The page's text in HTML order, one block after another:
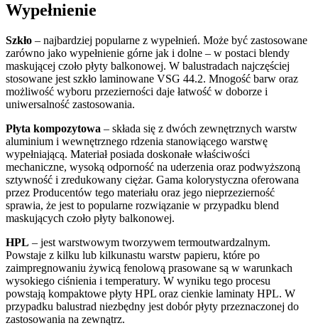
Wypełnienie
Szkło – najbardziej popularne z wypełnień. Może być zastosowane
zarówno jako wypełnienie górne jak i dolne – w postaci blendy
maskującej czoło płyty balkonowej. W balustradach najczęściej
stosowane jest szkło laminowane VSG 44.2. Mnogość barw oraz
możliwość wyboru przezierności daje łatwość w doborze i
uniwersalność zastosowania.
Płyta kompozytowa – składa się z dwóch zewnętrznych warstw
aluminium i wewnętrznego rdzenia stanowiącego warstwę
wypełniającą. Materiał posiada doskonałe właściwości
mechaniczne, wysoką odporność na uderzenia oraz podwyższoną
sztywność i zredukowany ciężar. Gama kolorystyczna oferowana
przez Producentów tego materiału oraz jego nieprzezierność
sprawia, że jest to popularne rozwiązanie w przypadku blend
maskujących czoło płyty balkonowej.
HPL – jest warstwowym tworzywem termoutwardzalnym.
Powstaje z kilku lub kilkunastu warstw papieru, które po
zaimpregnowaniu żywicą fenolową prasowane są w warunkach
wysokiego ciśnienia i temperatury. W wyniku tego procesu
powstają kompaktowe płyty HPL oraz cienkie laminaty HPL. W
przypadku balustrad niezbędny jest dobór płyty przeznaczonej do
zastosowania na zewnątrz.